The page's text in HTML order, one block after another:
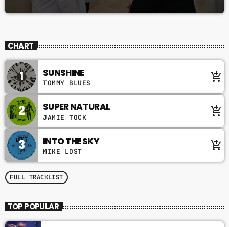
CHART
1 SUNSHINE
TOMMY BLUES add_shopping_cart
2 SUPER NATURAL
JAMIE TOCK add_shopping_cart
3 INTO THE SKY
MIKE LOST add_shopping_cart
FULL TRACKLIST
TOP POPULAR